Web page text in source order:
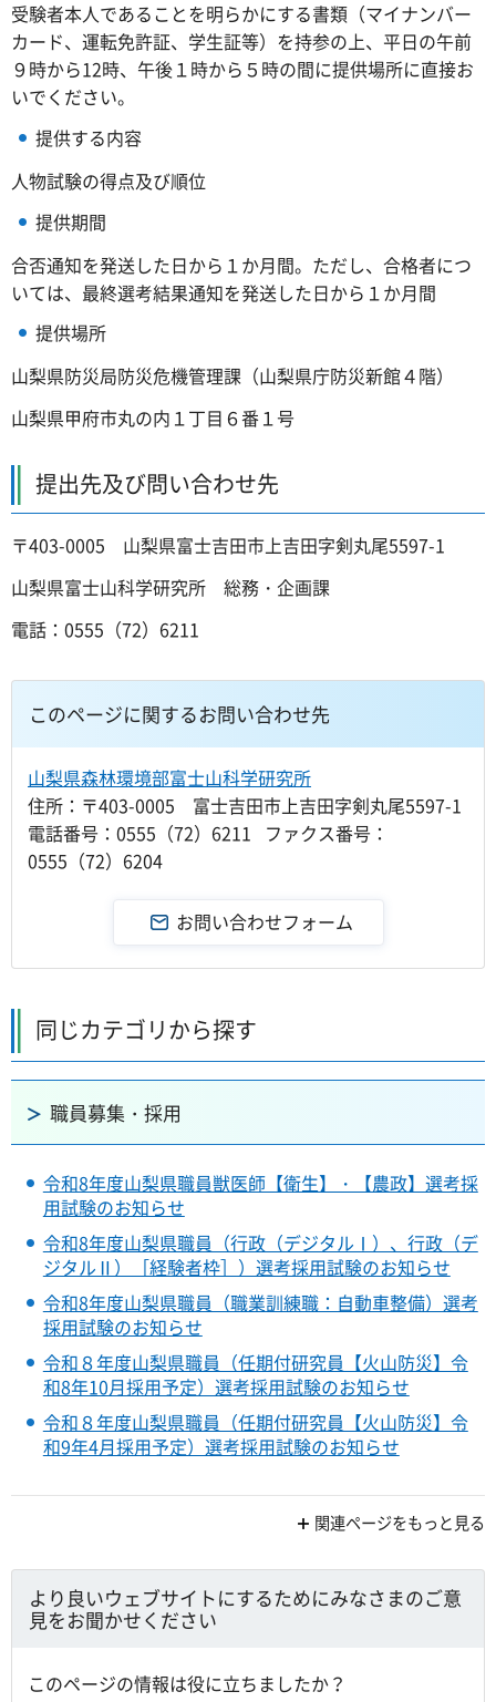
受験者本人であることを明らかにする書類（マイナンバー
カード、運転免許証、学生証等）を持参の上、平日の午前
９時から12時、午後１時から５時の間に提供場所に直接お
いでください。
提供する内容
人物試験の得点及び順位
提供期間
合否通知を発送した日から１か月間。ただし、合格者につ
いては、最終選考結果通知を発送した日から１か月間
提供場所
山梨県防災局防災危機管理課（山梨県庁防災新館４階）
山梨県甲府市丸の内１丁目６番１号
提出先及び問い合わせ先
〒403-0005 山梨県富士吉田市上吉田字剣丸尾5597-1
山梨県富士山科学研究所 総務・企画課
電話：0555（72）6211
このページに関するお問い合わせ先
山梨県森林環境部富士山科学研究所
住所：〒403-0005 富士吉田市上吉田字剣丸尾5597-1
電話番号：0555（72）6211 ファクス番号：
0555（72）6204
同じカテゴリから探す
職員募集・採用
令和8年度山梨県職員獣医師【衛生】・【農政】選考採
用試験のお知らせ
令和8年度山梨県職員（行政（デジタルⅠ）、行政（デ
ジタルⅡ）［経験者枠］）選考採用試験のお知らせ
令和8年度山梨県職員（職業訓練職：自動車整備）選考
採用試験のお知らせ
令和８年度山梨県職員（任期付研究員【火山防災】令
和8年10月採用予定）選考採用試験のお知らせ
令和８年度山梨県職員（任期付研究員【火山防災】令
和9年4月採用予定）選考採用試験のお知らせ
関連ページをもっと見る
より良いウェブサイトにするためにみなさまのご意
見をお聞かせください
このページの情報は役に立ちましたか？